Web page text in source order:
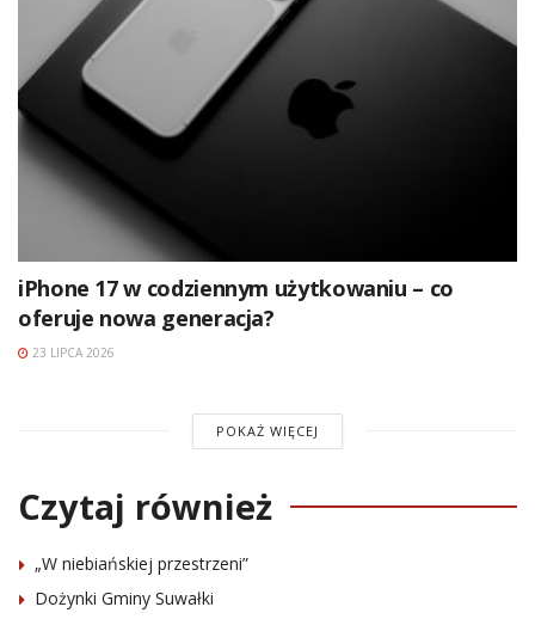
iPhone 17 w codziennym użytkowaniu – co
oferuje nowa generacja?
23 LIPCA 2026
POKAŻ WIĘCEJ
Czytaj również
„W niebiańskiej przestrzeni”
Dożynki Gminy Suwałki